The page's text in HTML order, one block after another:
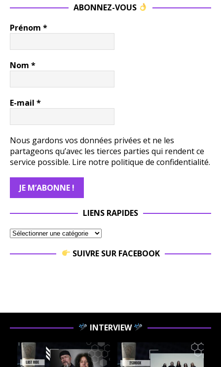
ABONNEZ-VOUS
Prénom *
Nom *
E-mail *
Nous gardons vos données privées et ne les
partageons qu’avec les tierces parties qui rendent ce
service possible. Lire notre politique de confidentialité.
LIENS RAPIDES
SUIVRE SUR FACEBOOK
INTERVIEW